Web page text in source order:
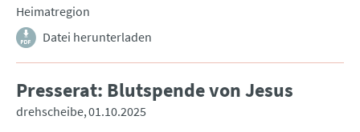
Heimatregion
Datei herunterladen
Presserat: Blutspende von Jesus
drehscheibe 01.10.2025